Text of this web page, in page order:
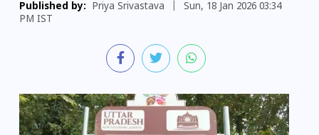
Published by: Priya Srivastava
Sun, 18 Jan 2026 03:34
PM IST